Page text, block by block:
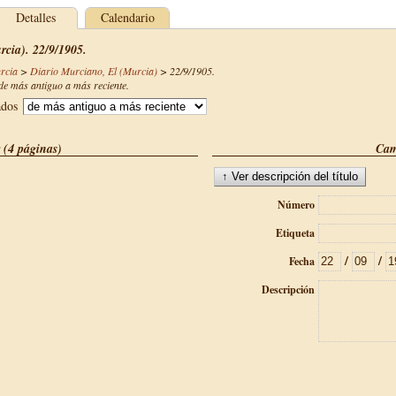
Detalles Calendario
22/9/1905.
> Diario Murciano, El (Murcia)> 22/9/1905.
más antiguo a más reciente.
páginas)
Número
Etiqueta
Fecha
/ /
Descripción